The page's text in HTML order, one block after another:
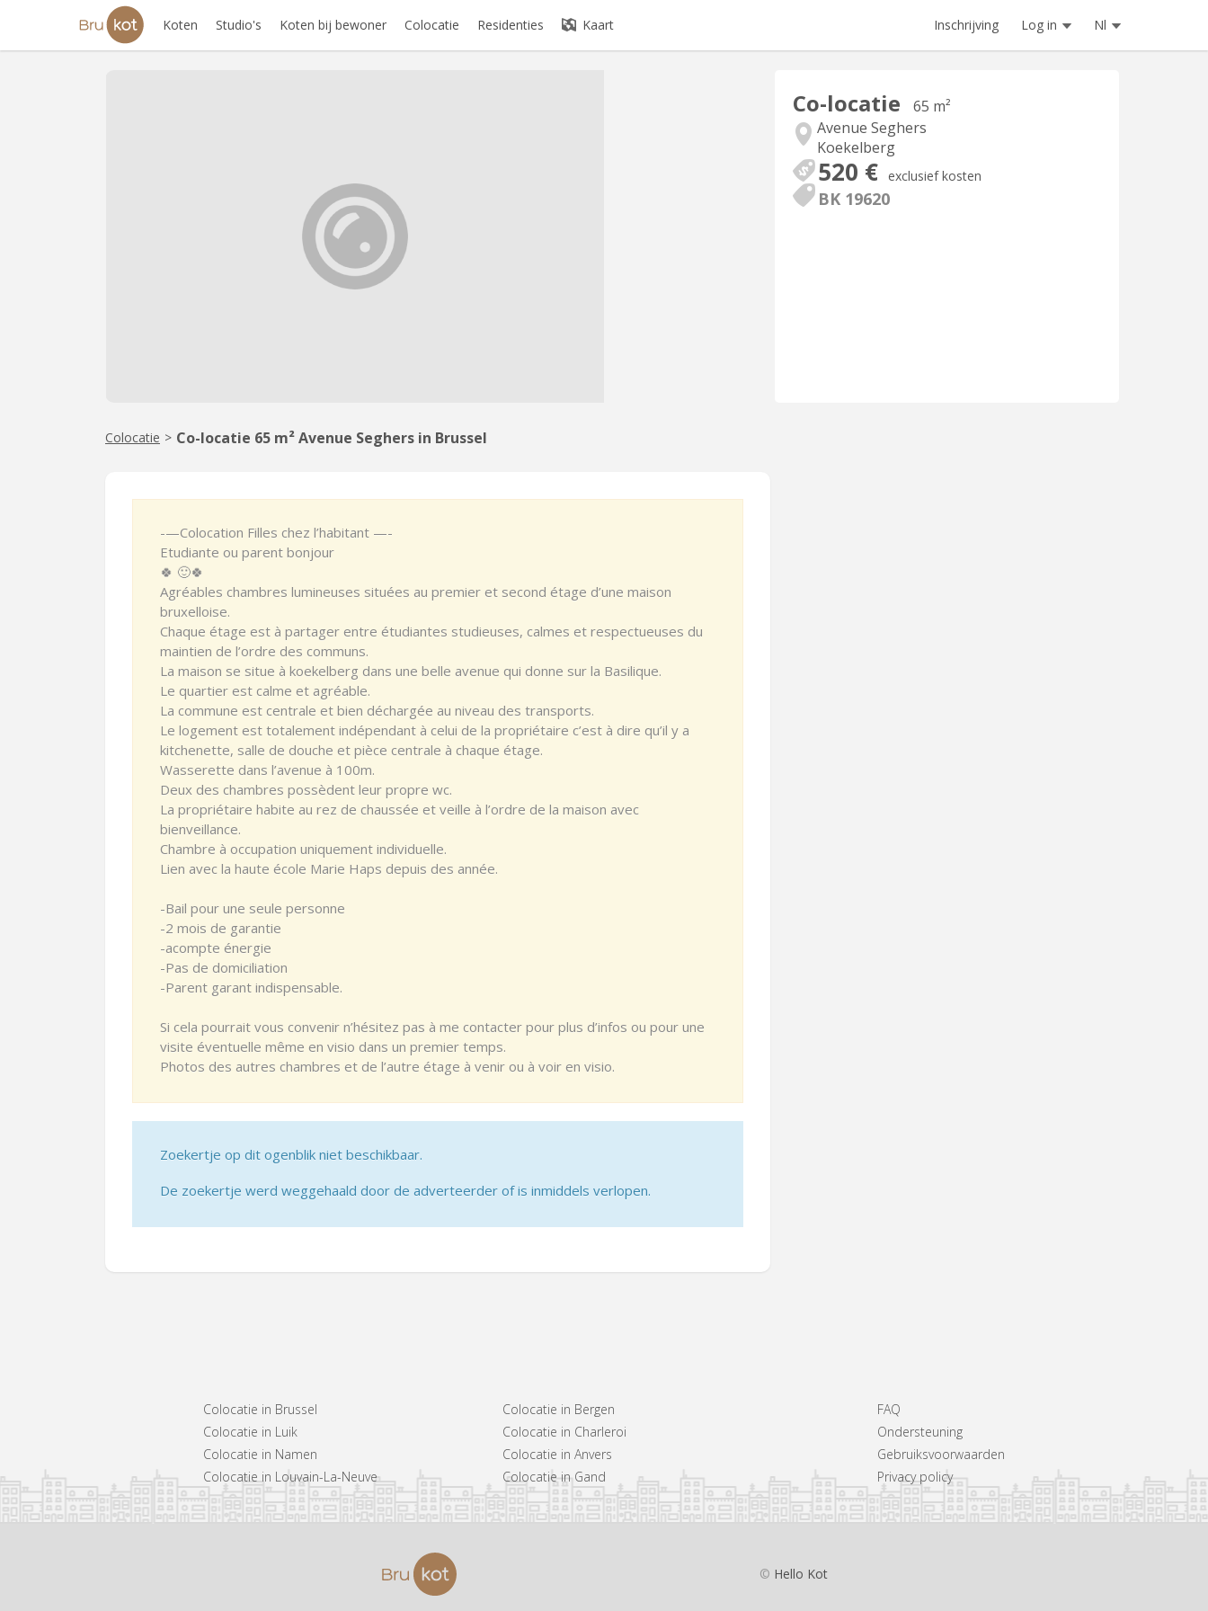
Koten Studio's Koten bij bewoner Colocatie Residenties Kaart Inschrijving Log in Nl
Co-locatie
65 m²
Avenue Seghers
Koekelberg
520 € exclusief kosten
BK 19620
Colocatie > Co-locatie 65 m² Avenue Seghers in Brussel
-—Colocation Filles chez l’habitant —-
Etudiante ou parent bonjour
🍀 🙂🍀
Agréables chambres lumineuses situées au premier et second étage d’une maison
bruxelloise.
Chaque étage est à partager entre étudiantes studieuses, calmes et respectueuses du
maintien de l’ordre des communs.
La maison se situe à koekelberg dans une belle avenue qui donne sur la Basilique.
Le quartier est calme et agréable.
La commune est centrale et bien déchargée au niveau des transports.
Le logement est totalement indépendant à celui de la propriétaire c’est à dire qu’il y a
kitchenette, salle de douche et pièce centrale à chaque étage.
Wasserette dans l’avenue à 100m.
Deux des chambres possèdent leur propre wc.
La propriétaire habite au rez de chaussée et veille à l’ordre de la maison avec
bienveillance.
Chambre à occupation uniquement individuelle.
Lien avec la haute école Marie Haps depuis des année.
-Bail pour une seule personne
-2 mois de garantie
-acompte énergie
-Pas de domiciliation
-Parent garant indispensable.
Si cela pourrait vous convenir n’hésitez pas à me contacter pour plus d’infos ou pour une
visite éventuelle même en visio dans un premier temps.
Photos des autres chambres et de l’autre étage à venir ou à voir en visio.
Zoekertje op dit ogenblik niet beschikbaar.
De zoekertje werd weggehaald door de adverteerder of is inmiddels verlopen.
Colocatie in Brussel
Colocatie in Luik
Colocatie in Namen
Colocatie in Louvain-La-Neuve
Colocatie in Bergen
Colocatie in Charleroi
Colocatie in Anvers
Colocatie in Gand
FAQ
Ondersteuning
Gebruiksvoorwaarden
Privacy policy
© Hello Kot